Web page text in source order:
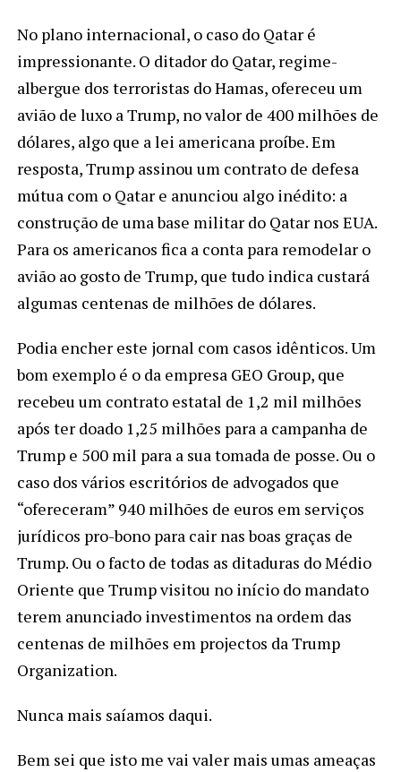
No plano internacional, o caso do Qatar é
impressionante. O ditador do Qatar, regime-
albergue dos terroristas do Hamas, ofereceu um
avião de luxo a Trump, no valor de 400 milhões de
dólares, algo que a lei americana proíbe. Em
resposta, Trump assinou um contrato de defesa
mútua com o Qatar e anunciou algo inédito: a
construção de uma base militar do Qatar nos EUA.
Para os americanos fica a conta para remodelar o
avião ao gosto de Trump, que tudo indica custará
algumas centenas de milhões de dólares.
Podia encher este jornal com casos idênticos. Um
bom exemplo é o da empresa GEO Group, que
recebeu um contrato estatal de 1,2 mil milhões
após ter doado 1,25 milhões para a campanha de
Trump e 500 mil para a sua tomada de posse. Ou o
caso dos vários escritórios de advogados que
“ofereceram” 940 milhões de euros em serviços
jurídicos pro-bono para cair nas boas graças de
Trump. Ou o facto de todas as ditaduras do Médio
Oriente que Trump visitou no início do mandato
terem anunciado investimentos na ordem das
centenas de milhões em projectos da Trump
Organization.
Nunca mais saíamos daqui.
Bem sei que isto me vai valer mais umas ameaças